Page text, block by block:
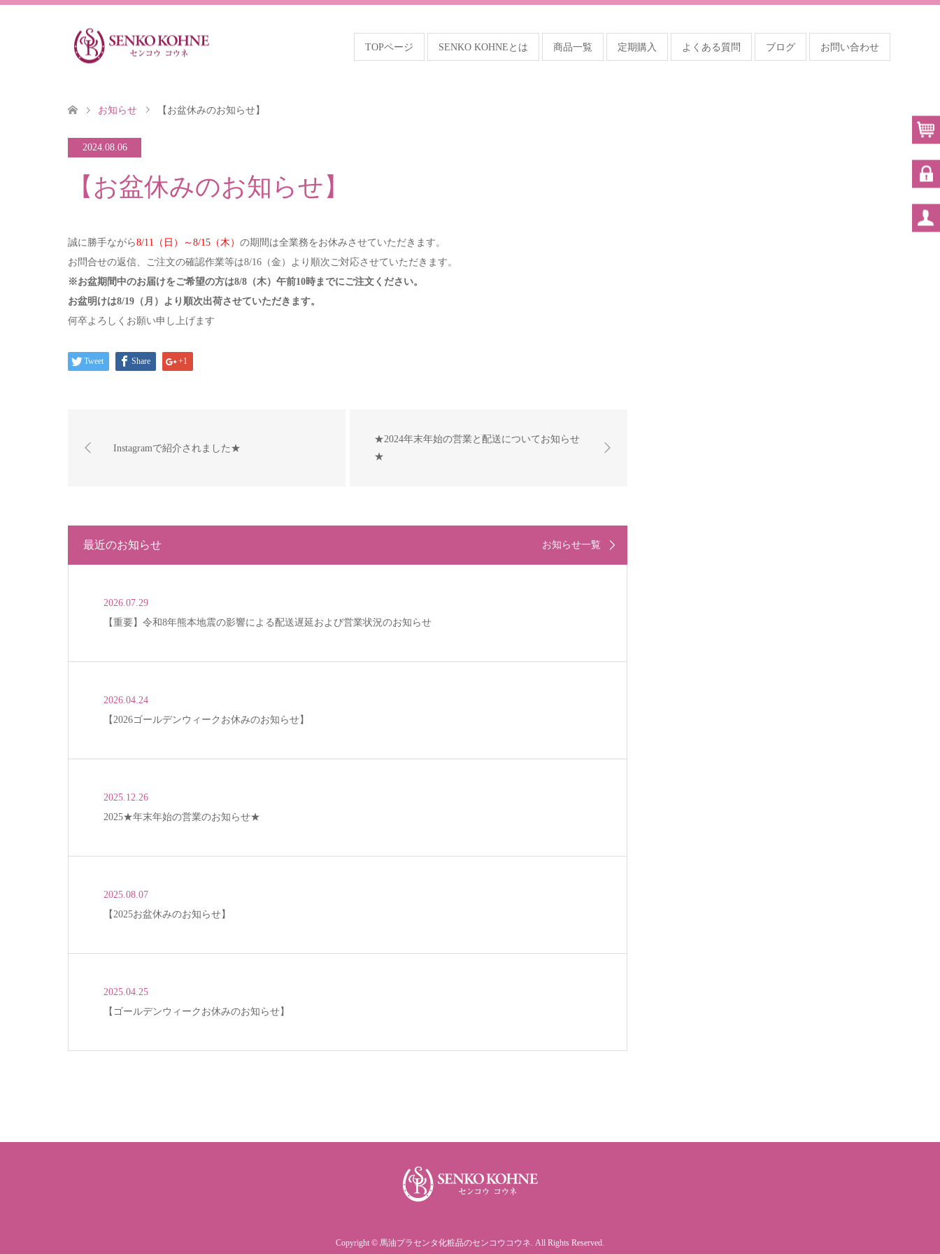
TOPページ SENKO KOHNEとは 商品一覧 定期購入 よくある質問 ブログ お問い合わせ
お知らせ 【お盆休みのお知らせ】
2024.08.06
【お盆休みのお知らせ】
誠に勝手ながら8/11（日）～8/15（木） の期間は全業務をお休みさせていただきます。
お問合せの返信、ご注文の確認作業等は8/16（金）より順次ご対応させていただきます。
※お盆期間中のお届けをご希望の方は8/8（木）午前10時までにご注文ください。
お盆明けは8/19（月）より順次出荷させていただきます。
何卒よろしくお願い申し上げます
Tweet Share +1
Instagramで紹介されました★
★2024年末年始の営業と配送についてお知らせ
★
最近のお知らせ お知らせ一覧
2026.07.29
【重要】令和8年熊本地震の影響による配送遅延および営業状況のお知らせ
2026.04.24
【2026ゴールデンウィークお休みのお知らせ】
2025.12.26
2025★年末年始の営業のお知らせ★
2025.08.07
【2025お盆休みのお知らせ】
2025.04.25
【ゴールデンウィークお休みのお知らせ】
Copyright © 馬油プラセンタ化粧品のセンコウコウネ. All Rights Reserved.